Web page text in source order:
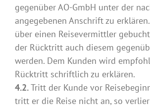
gegenüber AO-GmbH unter der
angegebenen Anschrift zu
über einen Reisevermittler
der Rücktritt auch diesem
werden. Dem Kunden wird
Rücktritt schriftlich zu erklären.
4.2.Tritt der Kunde vor
tritt er die Reise nicht an, so